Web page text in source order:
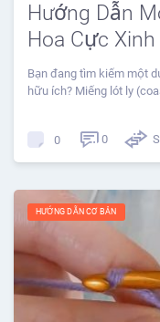
Hướng Dẫn
Hoa Cực
Bạn đang tìm kiếm một
hữu ích? Miếng lót ly
0 0
HƯỚNG DẪN CƠ BẢN